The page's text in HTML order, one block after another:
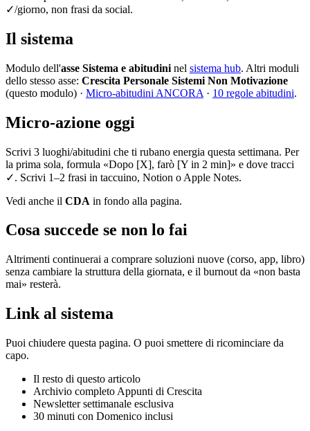
✓/giorno, non frasi da social.
Il sistema
Modulo dell'asse Sistema e abitudini nel sistema hub. Altri moduli
dello stesso asse: Crescita Personale Sistemi Non Motivazione
(questo modulo) · Micro-abitudini ANCORA · 10 regole abitudini.
Micro-azione oggi
Scrivi 3 luoghi/abitudini che ti rubano energia questa settimana. Per
la prima sola, formula «Dopo [X], farò [Y in 2 min]» e dove tracci
✓. Scrivi 1–2 frasi in taccuino, Notion o Apple Notes.
Vedi anche il CDA in fondo alla pagina.
Cosa succede se non lo fai
Altrimenti continuerai a comprare soluzioni nuove (corso, app, libro)
senza cambiare la struttura della giornata, e il burnout da «non basta
mai» resterà.
Link al sistema
Puoi chiudere questa pagina. O puoi smettere di ricominciare da
capo.
Il resto di questo articolo
Archivio completo Appunti di Crescita
Newsletter settimanale esclusiva
30 minuti con Domenico inclusi